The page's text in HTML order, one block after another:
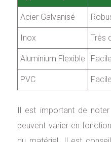
Acier Galvanisé
Inox Très
Aluminium Flexible
PVC
Il est important de
peuvent varier en